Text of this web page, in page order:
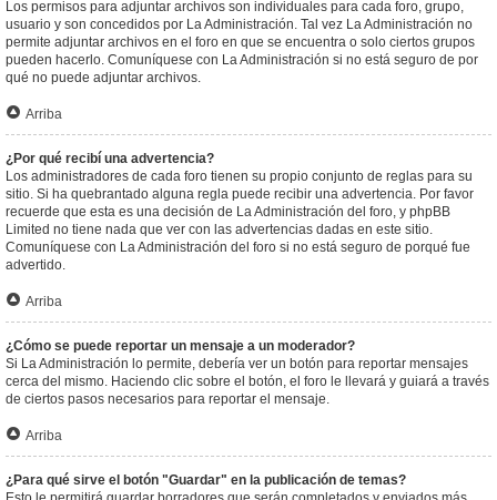
Los permisos para adjuntar archivos son individuales para cada foro, grupo,
usuario y son concedidos por La Administración. Tal vez La Administración no
permite adjuntar archivos en el foro en que se encuentra o solo ciertos grupos
pueden hacerlo. Comuníquese con La Administración si no está seguro de por
qué no puede adjuntar archivos.
Arriba
¿Por qué recibí una advertencia?
Los administradores de cada foro tienen su propio conjunto de reglas para su
sitio. Si ha quebrantado alguna regla puede recibir una advertencia. Por favor
recuerde que esta es una decisión de La Administración del foro, y phpBB
Limited no tiene nada que ver con las advertencias dadas en este sitio.
Comuníquese con La Administración del foro si no está seguro de porqué fue
advertido.
Arriba
¿Cómo se puede reportar un mensaje a un moderador?
Si La Administración lo permite, debería ver un botón para reportar mensajes
cerca del mismo. Haciendo clic sobre el botón, el foro le llevará y guiará a través
de ciertos pasos necesarios para reportar el mensaje.
Arriba
¿Para qué sirve el botón "Guardar" en la publicación de temas?